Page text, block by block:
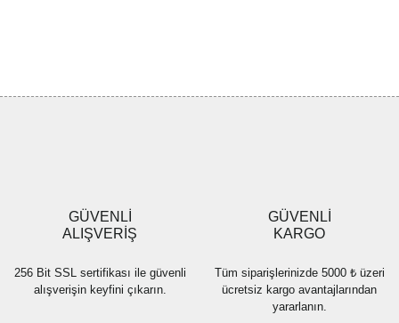
Ürün fiyatı diğer sitelerden daha pahalı.
Bu ürüne benzer farklı alternatifler olmalı.
GÜVENLİ
ALIŞVERİŞ
256 Bit SSL sertifikası ile güvenli
alışverişin keyfini çıkarın.
GÜVENLİ
KARGO
Tüm siparişlerinizde 5000 ₺ üzeri
ücretsiz kargo avantajlarından
yararlanın.